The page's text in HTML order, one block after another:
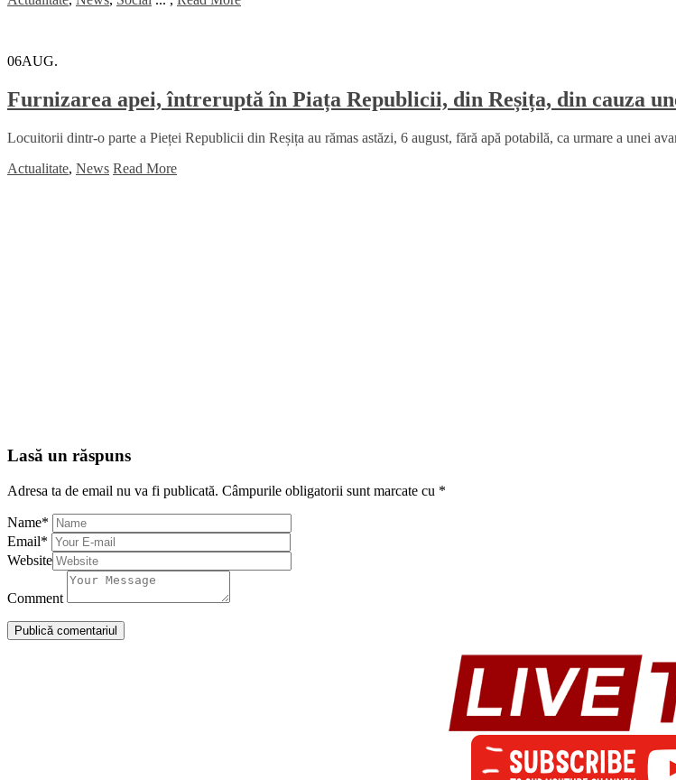
06AUG.
Furnizarea apei, întreruptă în Piața Republicii, din Reșița, din cauza
Locuitorii dintr-o parte a Pieței Republicii din Reșița au rămas astăzi, 6 august, fără apă potabilă, ca urmare a unei
Actualitate, News Read More
Lasă un răspuns
Adresa ta de email nu va fi publicată. Câmpurile obligatorii sunt marcate cu *
Name*
Email*
Website
Comment